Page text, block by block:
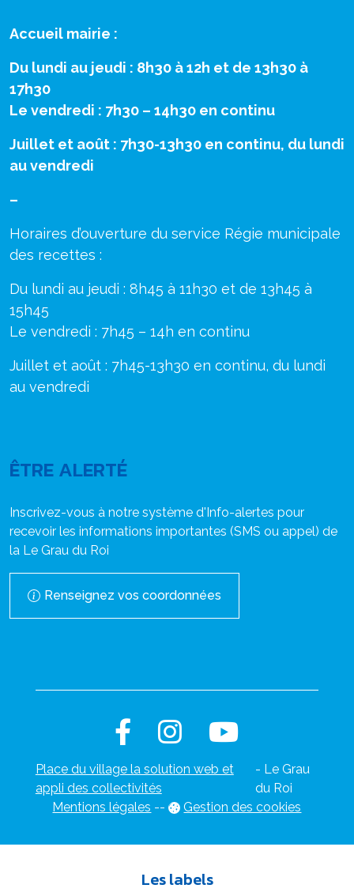
Accueil mairie :
Du lundi au jeudi : 8h30 à 12h et de 13h30 à
17h30
Le vendredi : 7h30 – 14h30 en continu
Juillet et août : 7h30-13h30 en continu, du lundi
au vendredi
–
Horaires d’ouverture du service Régie municipale
des recettes :
Du lundi au jeudi : 8h45 à 11h30 et de 13h45 à
15h45
Le vendredi : 7h45 – 14h en continu
Juillet et août : 7h45-13h30 en continu, du lundi
au vendredi
ÊTRE ALERTÉ
Inscrivez-vous à notre système d'Info-alertes pour
recevoir les informations importantes (SMS ou appel) de
la Le Grau du Roi
Renseignez vos coordonnées
Place du village la solution web et
appli des collectivités
- Le Grau
du Roi
Mentions légales -- Gestion des cookies
Les labels